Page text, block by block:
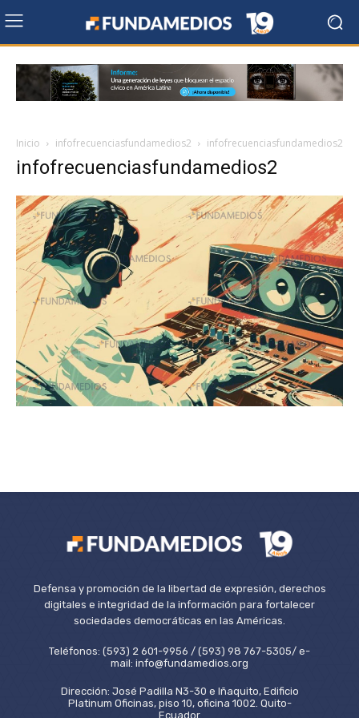
Inicio infofrecuenciasfundamedios2 infofrecuenciasfundamedios2
infofrecuenciasfundamedios2
Defensa y promoción de la libertad de expresión, derechos
digitales e integridad de la información para fortalecer
sociedades democráticas en las Américas.
Teléfonos: (593) 2 601-9956 / (593) 98 767-5305/ e-
mail: info@fundamedios.org
Dirección: José Padilla N3-30 e Iñaquito, Edificio
Platinum Oficinas, piso 10, oficina 1002. Quito-
Ecuador